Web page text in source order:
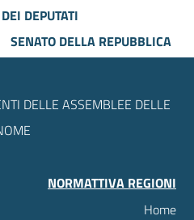
DEPUTATI
SENATO DELLA REPUBBLICA
DELLE ASSEMBLEE DELLE
NORMATTIVA REGIONI
Home